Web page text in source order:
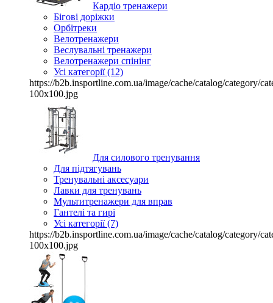
Кардіо тренажери
Бігові доріжки
Орбітреки
Велотренажери
Веслувальні тренажери
Велотренажери спінінг
Усі категорії (12)
https://b2b.insportline.com.ua/image/cache/catalog/category/
100x100.jpg
Для силового тренування
Для підтягувань
Тренувальні аксесуари
Лавки для тренувань
Мультитренажери для вправ
Гантелі та гирі
Усі категорії (7)
https://b2b.insportline.com.ua/image/cache/catalog/category/
100x100.jpg